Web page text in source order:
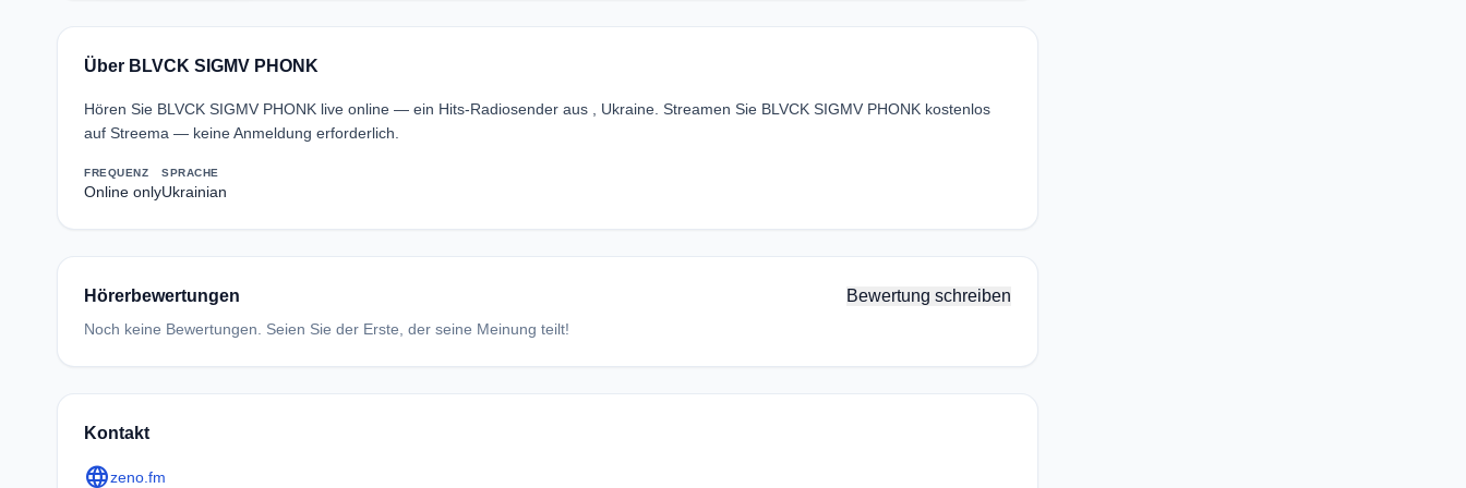
Über BLVCK SIGMV PHONK
Hören Sie BLVCK SIGMV PHONK live online — ein Hits-Radiosender aus , Ukraine. Streamen Sie BLVCK SIGMV PHONK kostenlos
auf Streema — keine Anmeldung erforderlich.
FREQUENZ
Online only
SPRACHE
Ukrainian
Hörerbewertungen Bewertung schreiben
Noch keine Bewertungen. Seien Sie der Erste, der seine Meinung teilt!
Kontakt
languagezeno.fm